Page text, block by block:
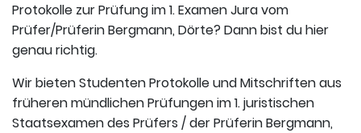
Protokolle zur Prüfung im 1. Examen Jura vom
Prüfer/Prüferin Bergmann, Dörte? Dann bist du hier
genau richtig.
Wir bieten Studenten Protokolle und Mitschriften aus
früheren mündlichen Prüfungen im 1. juristischen
Staatsexamen des Prüfers / der Prüferin Bergmann,